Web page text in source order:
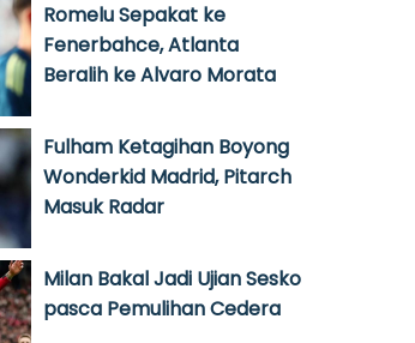
Romelu Sepakat ke
Fenerbahce, Atlanta
Beralih ke Alvaro Morata
Fulham Ketagihan Boyong
Wonderkid Madrid, Pitarch
Masuk Radar
Milan Bakal Jadi Ujian Sesko
pasca Pemulihan Cedera